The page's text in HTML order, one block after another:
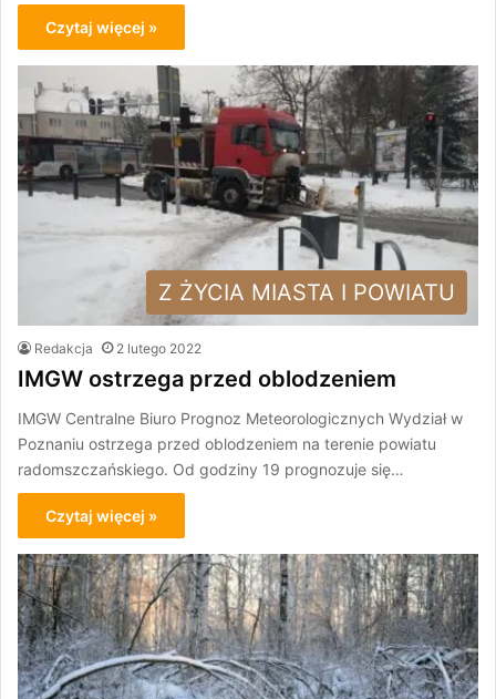
Czytaj więcej »
Z ŻYCIA MIASTA I POWIATU
Redakcja 2 lutego 2022
IMGW ostrzega przed oblodzeniem
IMGW Centralne Biuro Prognoz Meteorologicznych Wydział w
Poznaniu ostrzega przed oblodzeniem na terenie powiatu
radomszczańskiego. Od godziny 19 prognozuje się…
Czytaj więcej »